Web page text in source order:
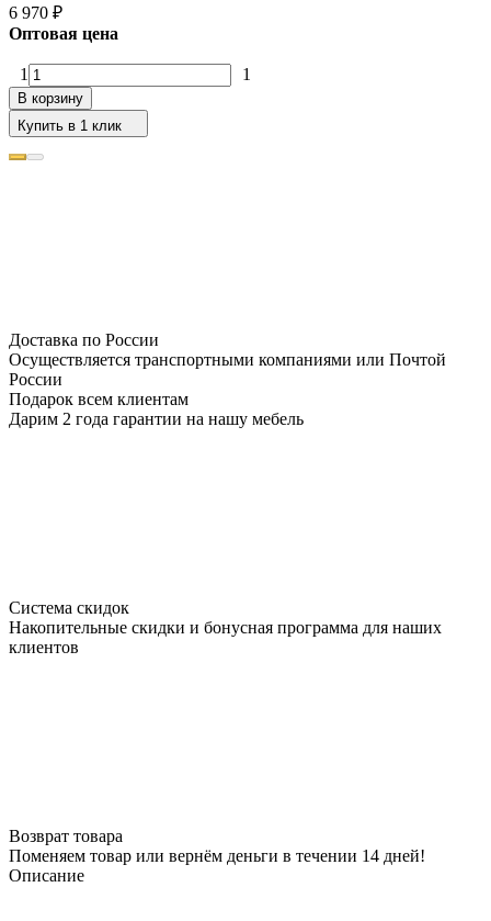
6 970 ₽
Оптовая цена
1 1
В корзину
Купить в 1 клик
Доставка по России
Осуществляется транспортными компаниями или Почтой
России
Подарок всем клиентам
Дарим 2 года гарантии на нашу мебель
Система скидок
Накопительные скидки и бонусная программа для наших
клиентов
Возврат товара
Поменяем товар или вернём деньги в течении 14 дней!
Описание